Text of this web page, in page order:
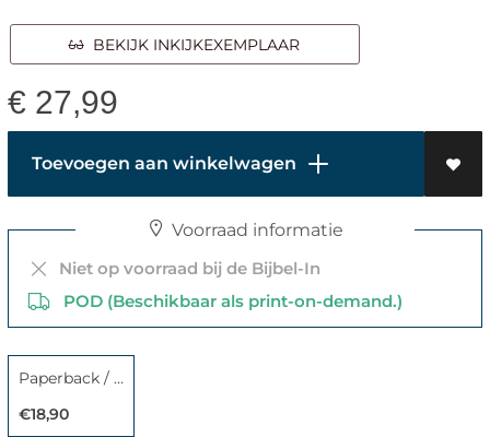
BEKIJK INKIJKEXEMPLAAR
€ 27,99
Toevoegen aan winkelwagen
Voorraad informatie
Niet op voorraad bij de Bijbel-In
POD (Beschikbaar als print-on-demand.)
Paperback / softback
€18,90